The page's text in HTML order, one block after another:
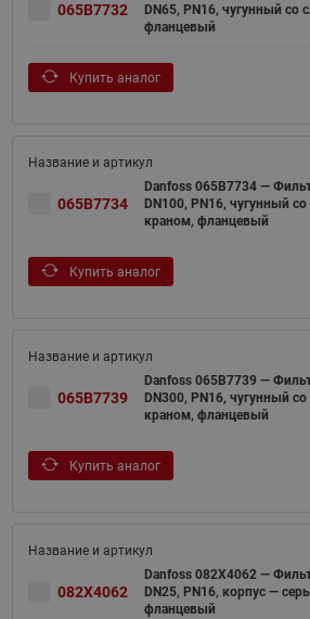
065B7732
DN65, PN16, чугунный
фланцевый
Купить аналог
065B7734
Danfoss 065B7734 —
DN100, PN16, чугунный
краном, фланцевый
Купить аналог
065B7739
Danfoss 065B7739 —
DN300, PN16, чугунный
краном, фланцевый
Купить аналог
082X4062
Danfoss 082X4062 —
DN25, PN16, корпус —
фланцевый